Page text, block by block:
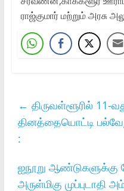
ராஜ்குமார் மற்றும்
← திருவள்ளூரில் 11-
தினத்தையொட்டி
:
ஐநூறு
அருள்மிகு